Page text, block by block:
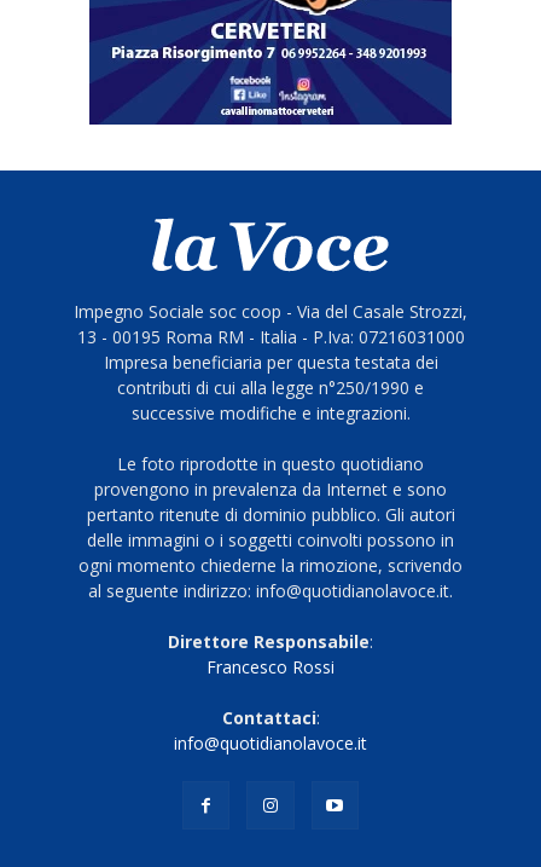
Impegno Sociale soc coop - Via del Casale Strozzi,
13 - 00195 Roma RM - Italia - P.Iva: 07216031000
Impresa beneficiaria per questa testata dei
contributi di cui alla legge n°250/1990 e
successive modifiche e integrazioni.
Le foto riprodotte in questo quotidiano
provengono in prevalenza da Internet e sono
pertanto ritenute di dominio pubblico. Gli autori
delle immagini o i soggetti coinvolti possono in
ogni momento chiederne la rimozione, scrivendo
al seguente indirizzo: info@quotidianolavoce.it.
Direttore Responsabile:
Francesco Rossi
Contattaci:
info@quotidianolavoce.it